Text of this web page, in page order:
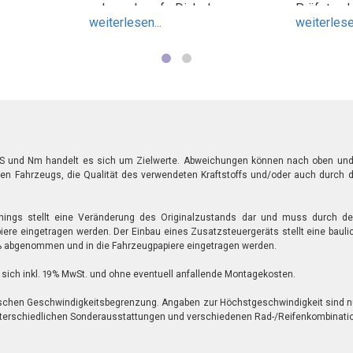
werde
euch.
schon darauf. Dich kann man
immer weiter empfehlen.
weiterlesen...
selbst
Danny
eine
245 PS
374 Nm
länger
und Nm handelt es sich um Zielwerte. Abweichungen können nach oben
Fahrzeugs, die Qualität des verwendeten Kraftstoffs und/oder auch durch
stellt eine Veränderung des Originalzustands dar und muss durch
eingetragen werden. Der Einbau eines Zusatzsteuergeräts stellt eine
abgenommen und in die Fahrzeugpapiere eingetragen werden.
inkl. 19% MwSt. und ohne eventuell anfallende Montagekosten.
Geschwindigkeitsbegrenzung. Angaben zur Höchstgeschwindigkeit sind
Sonderausstattungen und verschiedenen Rad-/